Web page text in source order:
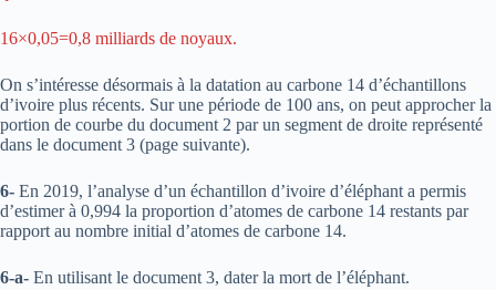
16×0,05=0,8 milliards de noyaux.
On s’intéresse désormais à la datation au carbone 14 d’échantillons
d’ivoire plus récents. Sur une période de 100 ans, on peut approcher la
portion de courbe du document 2 par un segment de droite représenté
dans le document 3 (page suivante).
6- En 2019, l’analyse d’un échantillon d’ivoire d’éléphant a permis
d’estimer à 0,994 la proportion d’atomes de carbone 14 restants par
rapport au nombre initial d’atomes de carbone 14.
6-a- En utilisant le document 3, dater la mort de l’éléphant.